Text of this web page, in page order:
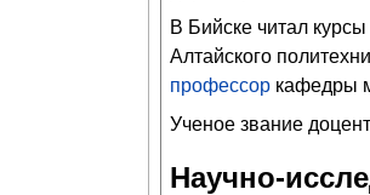
В Бийске читал
Алтайского
профессоркафедры
Ученое звание
Научно-